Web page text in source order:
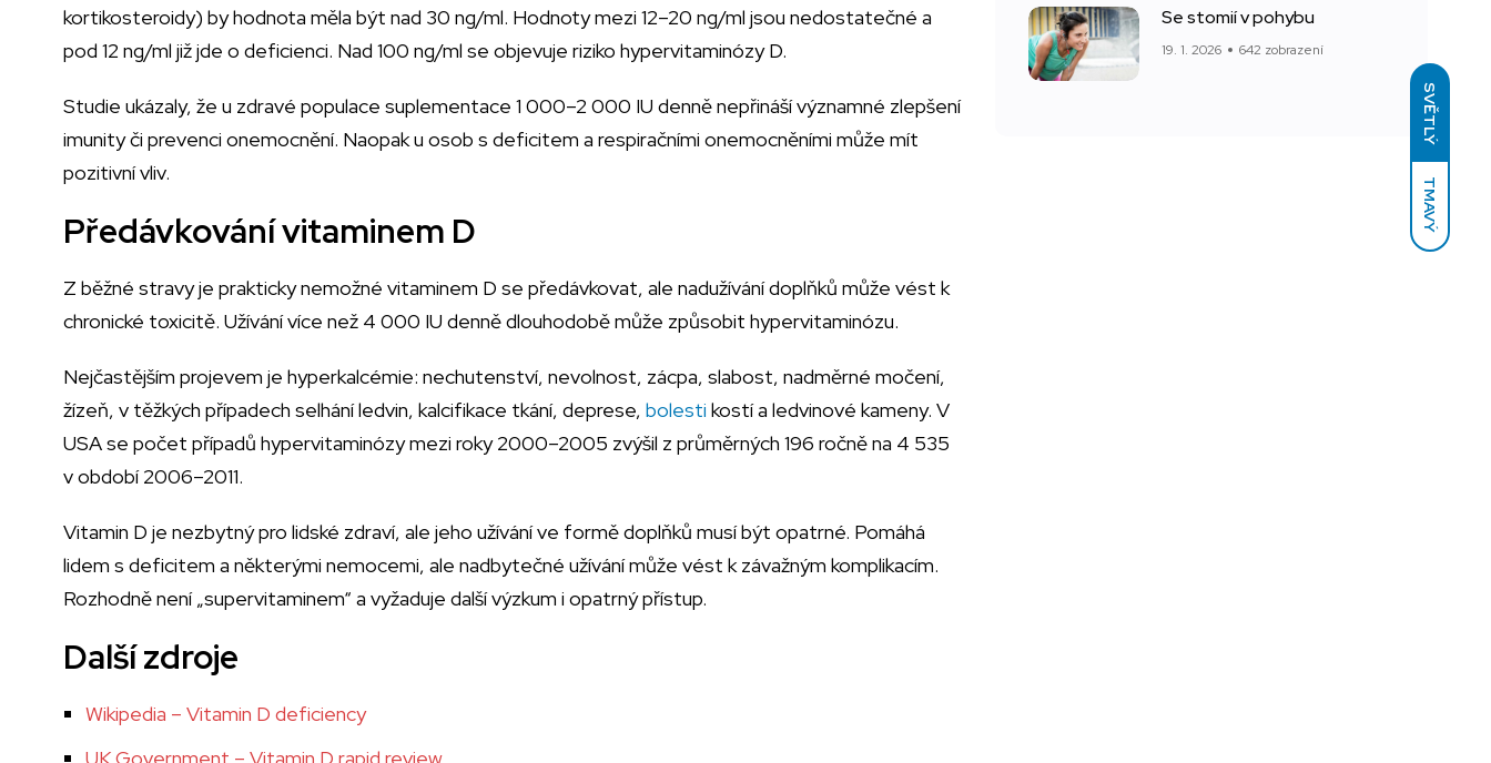
SVĚTLÝ
TMAVÝ
kortikosteroidy) by hodnota měla být nad 30 ng/ml. Hodnoty mezi 12–20 ng/ml jsou nedostatečné a
pod 12 ng/ml již jde o deficienci. Nad 100 ng/ml se objevuje riziko hypervitaminózy D.
Studie ukázaly, že u zdravé populace suplementace 1 000–2 000 IU denně nepřináší významné zlepšení
imunity či prevenci onemocnění. Naopak u osob s deficitem a respiračními onemocněními může mít
pozitivní vliv.
Předávkování vitaminem D
Z běžné stravy je prakticky nemožné vitaminem D se předávkovat, ale nadužívání doplňků může vést k
chronické toxicitě. Užívání více než 4 000 IU denně dlouhodobě může způsobit hypervitaminózu.
Nejčastějším projevem je hyperkalcémie: nechutenství, nevolnost, zácpa, slabost, nadměrné močení,
žízeň, v těžkých případech selhání ledvin, kalcifikace tkání, deprese, bolesti kostí a ledvinové kameny. V
USA se počet případů hypervitaminózy mezi roky 2000–2005 zvýšil z průměrných 196 ročně na 4 535
v období 2006–2011.
Vitamin D je nezbytný pro lidské zdraví, ale jeho užívání ve formě doplňků musí být opatrné. Pomáhá
lidem s deficitem a některými nemocemi, ale nadbytečné užívání může vést k závažným komplikacím.
Rozhodně není „supervitaminem“ a vyžaduje další výzkum i opatrný přístup.
Další zdroje
Wikipedia – Vitamin D deficiency
Se stomií v pohybu
19. 1. 2026 642 zobrazení